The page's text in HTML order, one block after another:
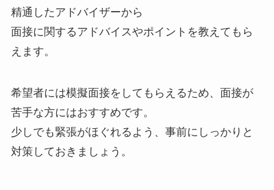
精通したアドバイザーから
面接に関するアドバイスやポイントを教えてもら
えます。
希望者には模擬面接をしてもらえるため、面接が
苦手な方にはおすすめです。
少しでも緊張がほぐれるよう、事前にしっかりと
対策しておきましょう。